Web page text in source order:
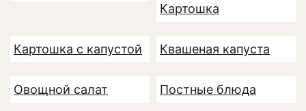
Картошка
Картошка с капустой Квашеная капуста
Овощной салат Постные блюда